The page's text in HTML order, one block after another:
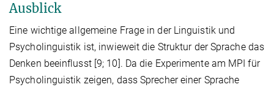
Ausblick
Eine wichtige allgemeine Frage in der Linguistik und
Psycholinguistik ist, inwieweit die Struktur der Sprache das
Denken beeinflusst [9; 10]. Da die Experimente am MPI für
Psycholinguistik zeigen, dass Sprecher einer Sprache